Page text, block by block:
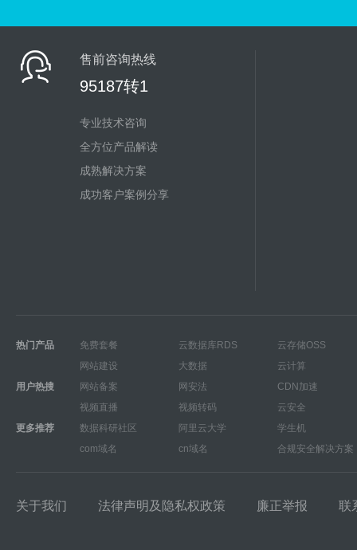
售前咨询热线
95187转1
专业技术咨询
全方位产品解读
成熟解决方案
成功客户案例分享
热门产品 免费套餐 云数据库RDS
云存储OSS
网站建设
大数据
云计算
用户热搜
网站备案 网安法
CDN加速
视频直播
视频转码
云安全
更多推荐
数据科研社区 阿里云大学
学生机
com域名
cn域名 合规安全解决方案
关于我们 法律声明及隐私权政策 廉正举报 联